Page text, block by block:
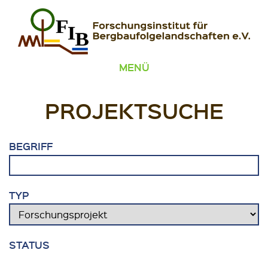
Zum Inhalt springen
FIB – Forschungsinstitut für Bergbaufolgelandschaften
MENÜ
PROJEKTSUCHE
BEGRIFF
TYP
STATUS